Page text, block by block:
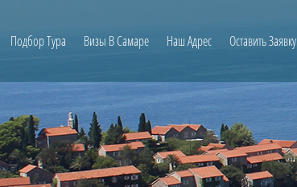
Подбор Тура Визы В Самаре Наш Адрес Оставить Заявку